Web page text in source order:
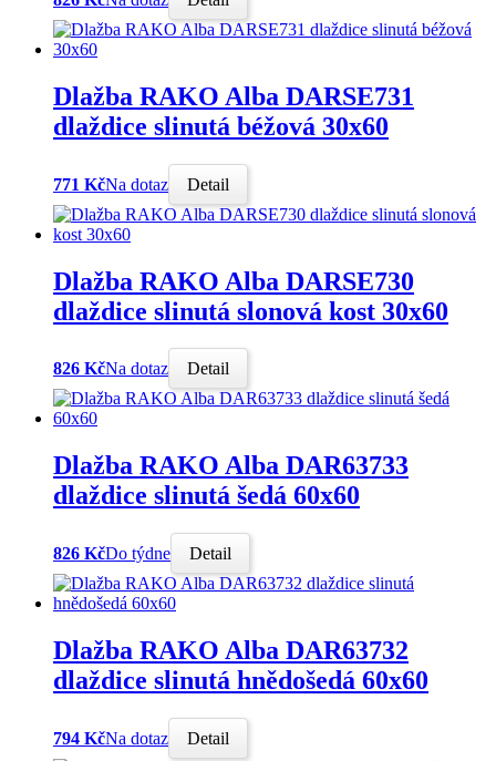
Dlažba RAKO Alba DARSE731
dlaždice slinutá béžová 30x60
771 KčNa dotaz Detail
Dlažba RAKO Alba DARSE730
dlaždice slinutá slonová kost 30x60
826 KčNa dotaz Detail
Dlažba RAKO Alba DAR63733
dlaždice slinutá šedá 60x60
826 KčDo týdne Detail
Dlažba RAKO Alba DAR63732
dlaždice slinutá hnědošedá 60x60
794 KčNa dotaz Detail